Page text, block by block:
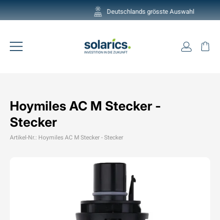
Direkt
zum
Pause
Deutschlands grösste Auswahl
Seitennavigation
Hoymiles AC M Stecker -
Stecker
Artikel-Nr.: Hoymiles AC M Stecker - Stecker